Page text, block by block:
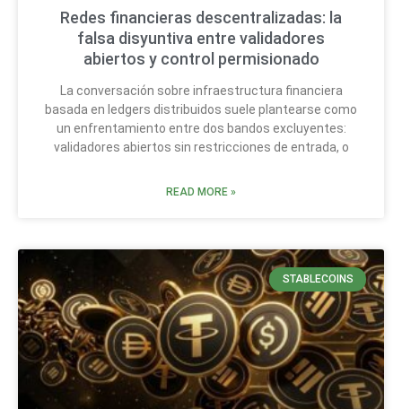
Redes financieras descentralizadas: la
falsa disyuntiva entre validadores
abiertos y control permisionado
La conversación sobre infraestructura financiera
basada en ledgers distribuidos suele plantearse como
un enfrentamiento entre dos bandos excluyentes:
validadores abiertos sin restricciones de entrada, o
READ MORE »
STABLECOINS